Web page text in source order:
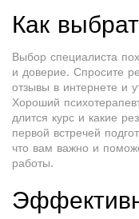
Как
Выбор специалиста
и доверие. Спросите
отзывы в интернете и
Хороший
длится курс и какие
первой встречей
что вам важно и
работы.